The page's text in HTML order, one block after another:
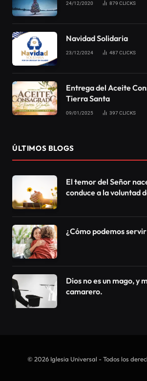
24/12/2020 879 CLICKS
Navidad Solidaria
23/12/2024 487 CLICKS
Entrega del Aceite
Tierra Santa
09/01/2025 397 CLICKS
ÚLTIMOS BLOGS
El temor del Señor
conduce a la voluntad
¿Cómo podemos
Dios no es un mago, y
camarero.
© 2026 Iglesia Universal - Todos los